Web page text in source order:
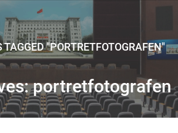
TAGGED "PORTRETFOTOGRAFEN"
portretfotografen